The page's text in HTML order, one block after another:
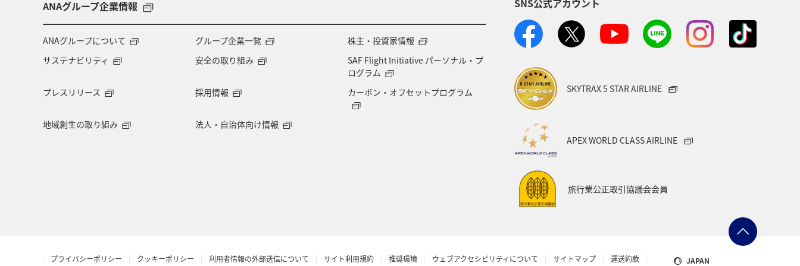
ANAグループ企業情報
ANAグループについて グループ企業一覧
株主・投資家情報
サステナビリティ
安全の取り組み
SAF Flight Initiative パーソナル・プ
ログラム
プレスリリース
採用情報 カーボン・オフセットプログラム
地域創生の取り組み 法人・自治体向け情報
SNS公式アカウント
SKYTRAX 5 STAR AIRLINE
APEX WORLD CLASS AIRLINE
旅行業公正取引協議会会員
プライバシーポリシー クッキーポリシー 利用者情報の外部送信について サイト利用規約 推奨環境 ウェブアクセシビリティについて サイトマップ
運送約款
JAPAN